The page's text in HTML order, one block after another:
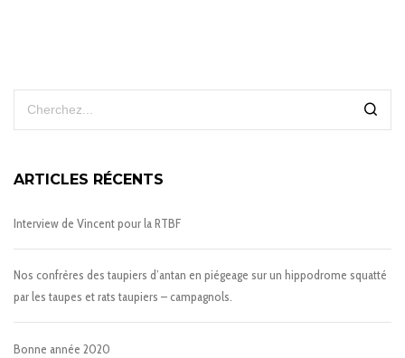
ARTICLES RÉCENTS
Interview de Vincent pour la RTBF
Nos confrères des taupiers d’antan en piégeage sur un hippodrome squatté
par les taupes et rats taupiers – campagnols.
Bonne année 2020